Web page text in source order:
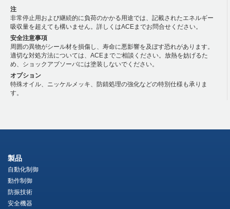
注
非常停止用および継続的に負荷のかかる用途では、記載されたエネルギー
吸収量を超えても構いません。詳しくはACEまでお問合せください。
安全注意事項
周囲の異物がシール材を損傷し、寿命に悪影響を及ぼす恐れがあります。
適切な対処方法については、ACEまでご相談ください。放熱を妨げるた
め、ショックアブソーバには塗装しないでください。
オプション
特殊オイル、ニッケルメッキ、防錆処理の強化などの特別仕様も承りま
す。
製品
自動化制御
動作制御
防振技術
安全機器